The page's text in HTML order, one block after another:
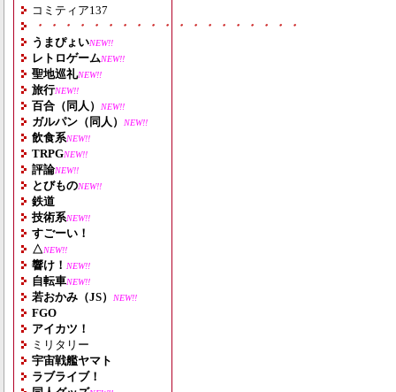
コミティア137
・・・・・・・・・・・・・・・・・・・
うまぴょいNEW!!
レトロゲームNEW!!
聖地巡礼NEW!!
旅行NEW!!
百合（同人） NEW!!
ガルパン（同人） NEW!!
飲食系NEW!!
TRPGNEW!!
評論NEW!!
とびものNEW!!
鉄道
技術系NEW!!
すごーい！
△NEW!!
響け！ NEW!!
自転車NEW!!
若おかみ（JS） NEW!!
FGO
アイカツ！
ミリタリー
宇宙戦艦ヤマト
ラブライブ！